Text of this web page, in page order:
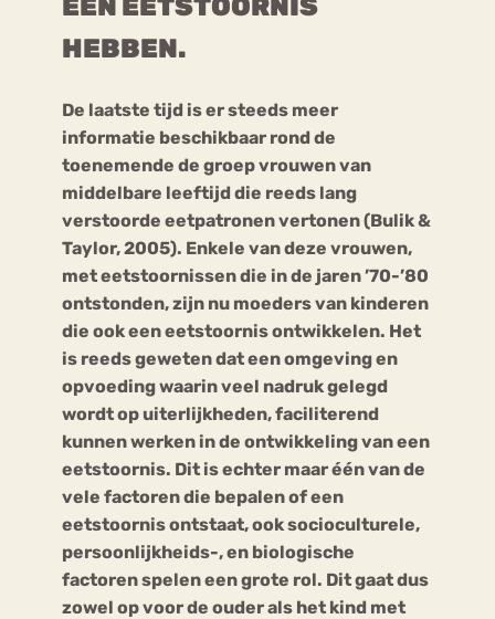
EEN EETSTOORNIS
HEBBEN.
De laatste tijd is er steeds meer
informatie beschikbaar rond de
toenemende de groep vrouwen van
middelbare leeftijd die reeds lang
verstoorde eetpatronen vertonen (Bulik &
Taylor, 2005). Enkele van deze vrouwen,
met eetstoornissen die in de jaren ’70-’80
ontstonden, zijn nu moeders van kinderen
die ook een eetstoornis ontwikkelen. Het
is reeds geweten dat een omgeving en
opvoeding waarin veel nadruk gelegd
wordt op uiterlijkheden, faciliterend
kunnen werken in de ontwikkeling van een
eetstoornis. Dit is echter maar één van de
vele factoren die bepalen of een
eetstoornis ontstaat, ook socioculturele,
persoonlijkheids-, en biologische
factoren spelen een grote rol. Dit gaat dus
zowel op voor de ouder als het kind met
Forum
Nerv
osa
Eetstoornis Anorexia Nervosa
Eetbuien Piekeren Sport
Orthorexia
Afvallen Angst